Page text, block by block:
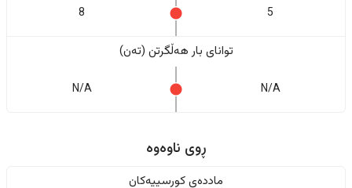
5
8
تواناى بار هەڵگرتن (تەن)
N/A
N/A
ڕوی ناوەوە
ماددەی کورسییەکان